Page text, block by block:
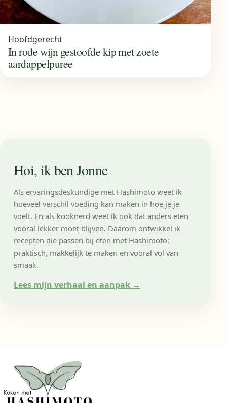
Hoofdgerecht
In rode wijn gestoofde kip met zoete
aardappelpuree
Hoi, ik ben Jonne
Als ervaringsdeskundige met Hashimoto weet ik
hoeveel verschil voeding kan maken in hoe je je
voelt. En als kooknerd weet ik ook dat anders eten
vooral lekker moet blijven. Daarom ontwikkel ik
recepten die passen bij eten met Hashimoto:
praktisch, makkelijk te maken en vooral vol van
smaak.
Lees mijn verhaal en aanpak →